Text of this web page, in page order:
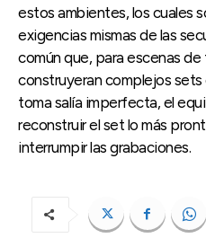
estos ambientes, los cuales
exigencias mismas de las
común que, para escenas
construyeran complejos sets
toma salía imperfecta, el
reconstruir el set lo más
interrumpir las grabaciones.